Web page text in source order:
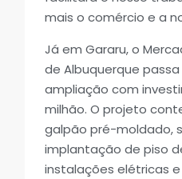
mais o comércio e a
Já em Gararu, o
de Albuquerque
ampliação com
milhão. O projeto
galpão pré-moldado,
implantação de piso
instalações elétricas